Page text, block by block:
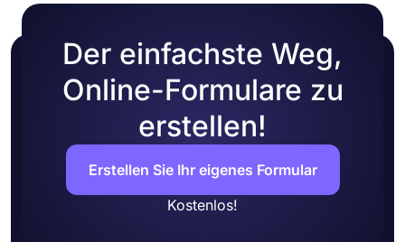
Der einfachste Weg,
Online-Formulare zu
erstellen!
Erstellen Sie Ihr eigenes Formular
Kostenlos!